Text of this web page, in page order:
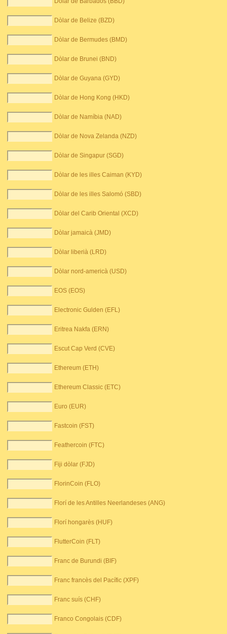
Dòlar de Belize (BZD)
Dòlar de Bermudes (BMD)
Dòlar de Brunei (BND)
Dòlar de Guyana (GYD)
Dòlar de Hong Kong (HKD)
Dòlar de Namíbia (NAD)
Dòlar de Nova Zelanda (NZD)
Dòlar de Singapur (SGD)
Dòlar de les illes Caiman (KYD)
Dòlar de les illes Salomó (SBD)
Dòlar del Carib Oriental (XCD)
Dòlar jamaicà (JMD)
Dòlar liberià (LRD)
Dòlar nord-americà (USD)
EOS (EOS)
Electronic Gulden (EFL)
Eritrea Nakfa (ERN)
Escut Cap Verd (CVE)
Ethereum (ETH)
Ethereum Classic (ETC)
Euro (EUR)
Fastcoin (FST)
Feathercoin (FTC)
Fiji dòlar (FJD)
FlorinCoin (FLO)
Florí de les Antilles Neerlandeses (ANG)
Florí hongarès (HUF)
FlutterCoin (FLT)
Franc de Burundi (BIF)
Franc francès del Pacífic (XPF)
Franc suís (CHF)
Franco Congolais (CDF)